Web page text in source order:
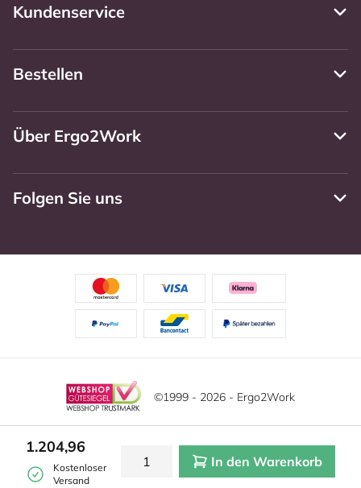
1.204,96
Kostenloser
Versand
In den Warenkorb
Kundenservice
Bestellen
Über Ergo2Work
Folgen Sie uns
©1999 - 2026 - Ergo2Work
Haftungsausschluss
Allgemeine Geschäftsbedingungen
Cookie-Einstellungen
Diese Website verwendet Cookies. Lesen Sie unsere
Datenschutzerklärung für weitere Informationen.Mehr
|Verstecken